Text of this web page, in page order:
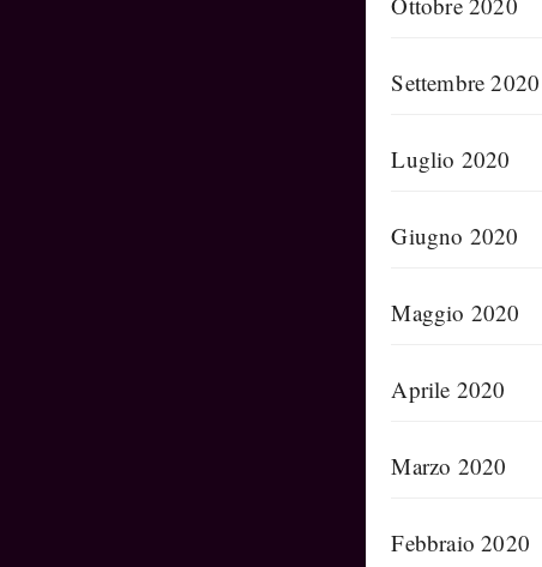
Settembre 2020
Luglio 2020
Giugno 2020
Maggio 2020
Aprile 2020
Marzo 2020
Febbraio 2020